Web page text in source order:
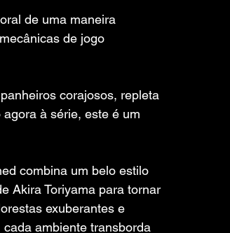
de uma maneira
de jogo
corajosos, repleta
à série, este é um
combina um belo estilo
Akira Toriyama para tornar
exuberantes e
ambiente transborda